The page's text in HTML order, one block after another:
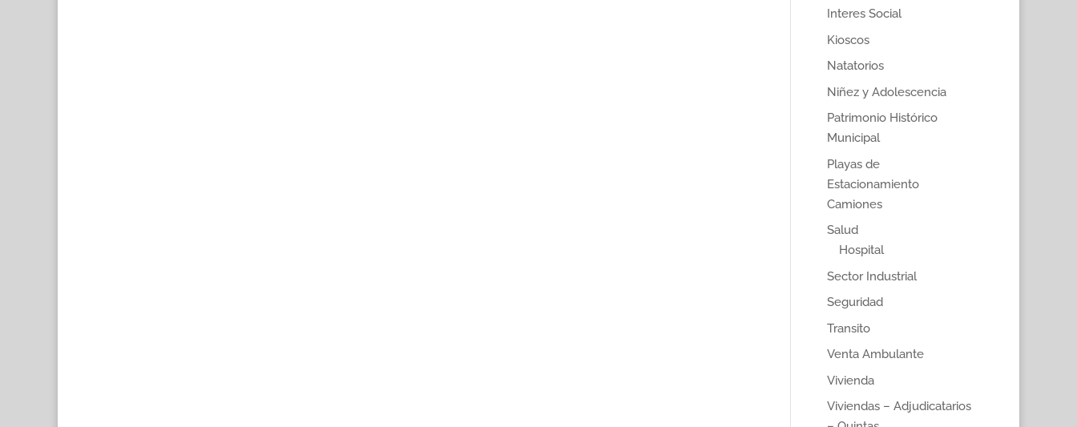
Interes Social
Kioscos
Natatorios
Niñez y Adolescencia
Patrimonio Histórico
Municipal
Playas de
Estacionamiento
Camiones
Salud
Hospital
Sector Industrial
Seguridad
Transito
Venta Ambulante
Vivienda
Viviendas – Adjudicatarios